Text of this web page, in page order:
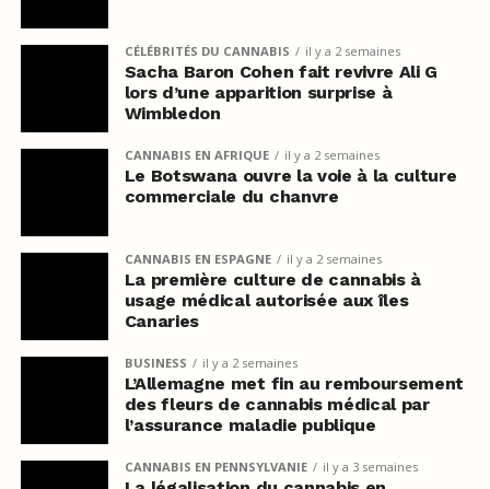
CÉLÉBRITÉS DU CANNABIS il y a 2 semaines
Sacha Baron Cohen fait revivre Ali G
lors d’une apparition surprise à
Wimbledon
CANNABIS EN AFRIQUE il y a 2 semaines
Le Botswana ouvre la voie à la culture
commerciale du chanvre
CANNABIS EN ESPAGNE il y a 2 semaines
La première culture de cannabis à
usage médical autorisée aux îles
Canaries
BUSINESS il y a 2 semaines
L’Allemagne met fin au remboursement
des fleurs de cannabis médical par
l’assurance maladie publique
CANNABIS EN PENNSYLVANIE il y a 3 semaines